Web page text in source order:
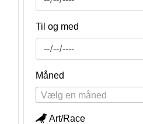
Til og med
Måned
Vælg en måned
Art/Race